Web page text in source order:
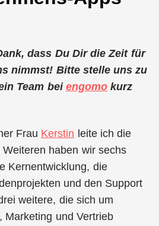
dass Du Dir die Zeit für
nimmst! Bitte stelle uns zu
Team bei engomokurz
Frau Kerstin leite ich die
haben wir sechs
Kernentwicklung, die
und den Support
weitere, die sich um
Marketing und Vertrieb